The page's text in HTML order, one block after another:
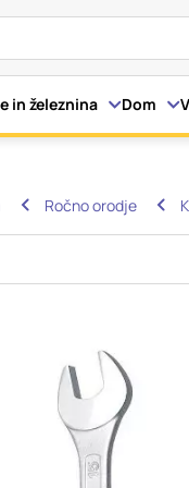
in železnina Dom
Ročno orodje
Nastavitve
Ko obiščete katero
pa skrbijo, da vaše
razkrivajo
informacij in
tega spletnega
Obvezni piškotki
Ti piškotki so nujni